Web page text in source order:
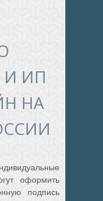
ИП
НА
оформить
подпись